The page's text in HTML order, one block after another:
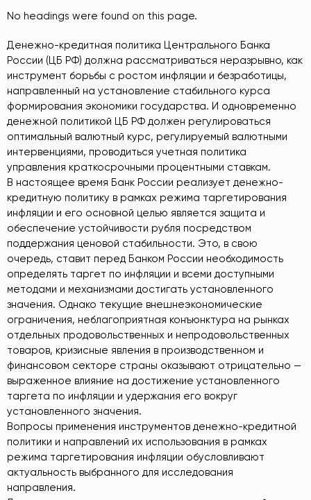
No headings were found on this page.
Денежно-кредитная политика Центрального Банка
России (ЦБ РФ) должна рассматриваться неразрывно, как
инструмент борьбы с ростом инфляции и безработицы,
направленный на установление стабильного курса
формирования экономики государства. И одновременно
денежной политикой ЦБ РФ должен регулироваться
оптимальный валютный курс, регулируемый валютными
интервенциями, проводиться учетная политика
управления краткосрочными процентными ставкам.
В настоящее время Банк России реализует денежно-
кредитную политику в рамках режима таргетирования
инфляции и его основной целью является защита и
обеспечение устойчивости рубля посредством
поддержания ценовой стабильности. Это, в свою
очередь, ставит перед Банком России необходимость
определять таргет по инфляции и всеми доступными
методами и механизмами достигать установленного
значения. Однако текущие внешнеэкономические
ограничения, неблагоприятная конъюнктура на рынках
отдельных продовольственных и непродовольственных
товаров, кризисные явления в производственном и
финансовом секторе страны оказывают отрицательно —
выраженное влияние на достижение установленного
таргета по инфляции и удержания его вокруг
установленного значения.
Вопросы применения инструментов денежно-кредитной
политики и направлений их использования в рамках
режима таргетирования инфляции обусловливают
актуальность выбранного для исследования
направления.